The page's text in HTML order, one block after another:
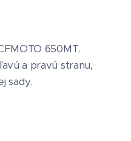
650MT.
a pravú stranu,
sady.